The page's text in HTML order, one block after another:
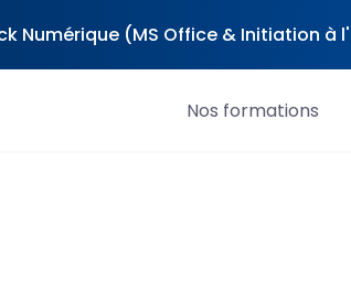
Numérique (MS Office & Initiation à
Nos formations